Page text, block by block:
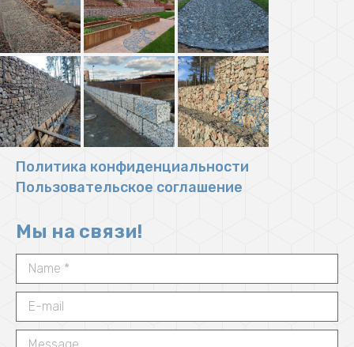
Политика конфиденциальности
Пользовательское соглашение
Мы на связи!
Name *
E-mail
Message